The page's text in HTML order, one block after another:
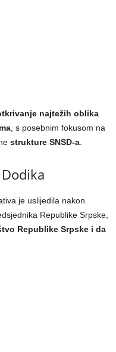
najtežih oblika
, s posebnim fokusom na
strukture SNSD-a.
je uslijedila nakon
Republike Srpske,
Republike Srpske i da